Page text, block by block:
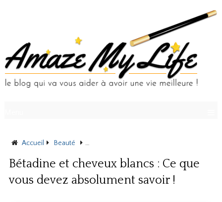
Accueil Beauté Bétadine et cheveux blancs : Ce que vous
Bétadine et cheveux blancs : Ce que
vous devez absolument savoir !